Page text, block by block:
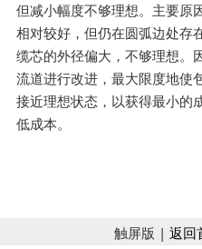
但减小幅度不够理想。主要原
相对较好，但仍在圆弧边处存
缆芯的外径偏大，不够理想。
流道进行改进，最大限度地使
接近理想状态，以获得最小的
低成本。
触屏版 | 返回